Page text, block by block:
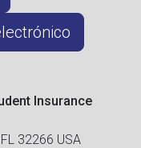
Insurance
32266 USA